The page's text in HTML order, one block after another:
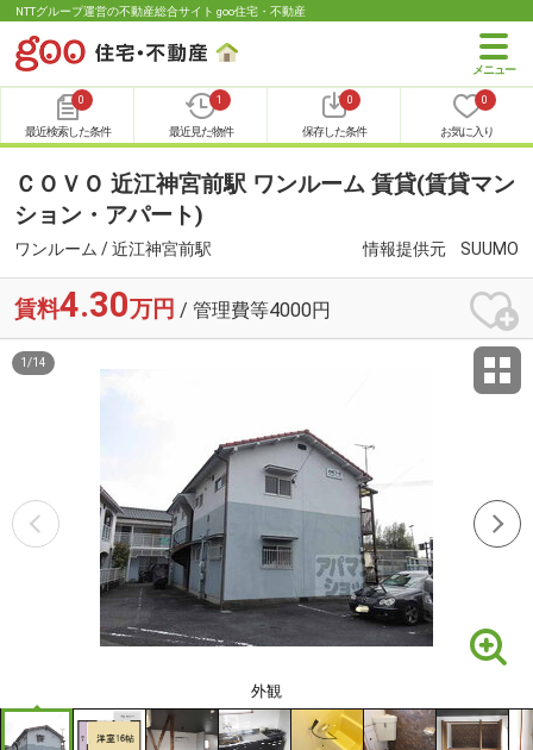
NTTグループ運営の不動産総合サイト goo住宅・不動産
0
最近検索した条件
1
最近見た物件
0
保存した条件
0
お気に入り
ＣＯＶＯ 近江神宮前駅 ワンルーム 賃貸(賃貸マン
ション・アパート)
ワンルーム / 近江神宮前駅 情報提供元 SUUMO
賃料4.30万円 / 管理費等4000円
外観
1 /14